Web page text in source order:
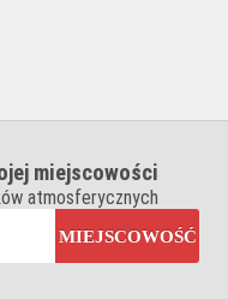
miejscowości
atmosferycznych
MIEJSCOWOŚĆ